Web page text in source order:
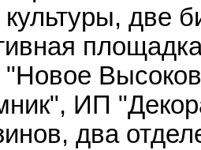
две
ИП
два